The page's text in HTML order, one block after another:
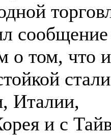
о том, что
Италии,
и с